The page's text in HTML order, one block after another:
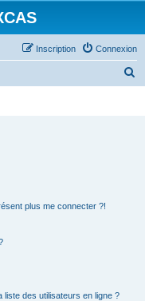
Connexion
Inscription
plus me connecter ?!
liste des utilisateurs en ligne ?